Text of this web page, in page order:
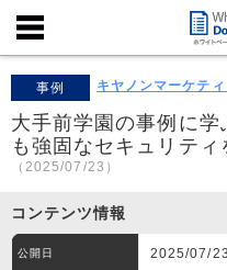
事例 キヤノンマーケテ
大手前学園の事例に
も強固なセキュリテ
（2025/07/23）
コンテンツ情報
公開日 2025/07/23